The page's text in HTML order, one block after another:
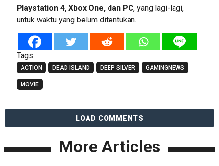
Playstation 4, Xbox One, dan PC, yang lagi-lagi,
untuk waktu yang belum ditentukan.
Tags:
ACTION DEAD ISLAND DEEP SILVER GAMINGNEWS
MOVIE
LOAD COMMENTS
More Articles